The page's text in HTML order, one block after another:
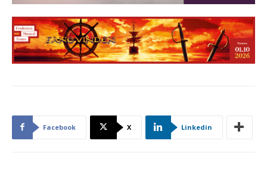
Facebook X Linkedin